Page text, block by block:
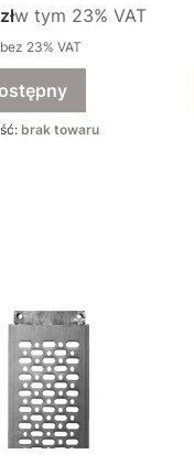
w tym %s VAT
w tym 23% VAT
bez 23% VAT
brak towaru